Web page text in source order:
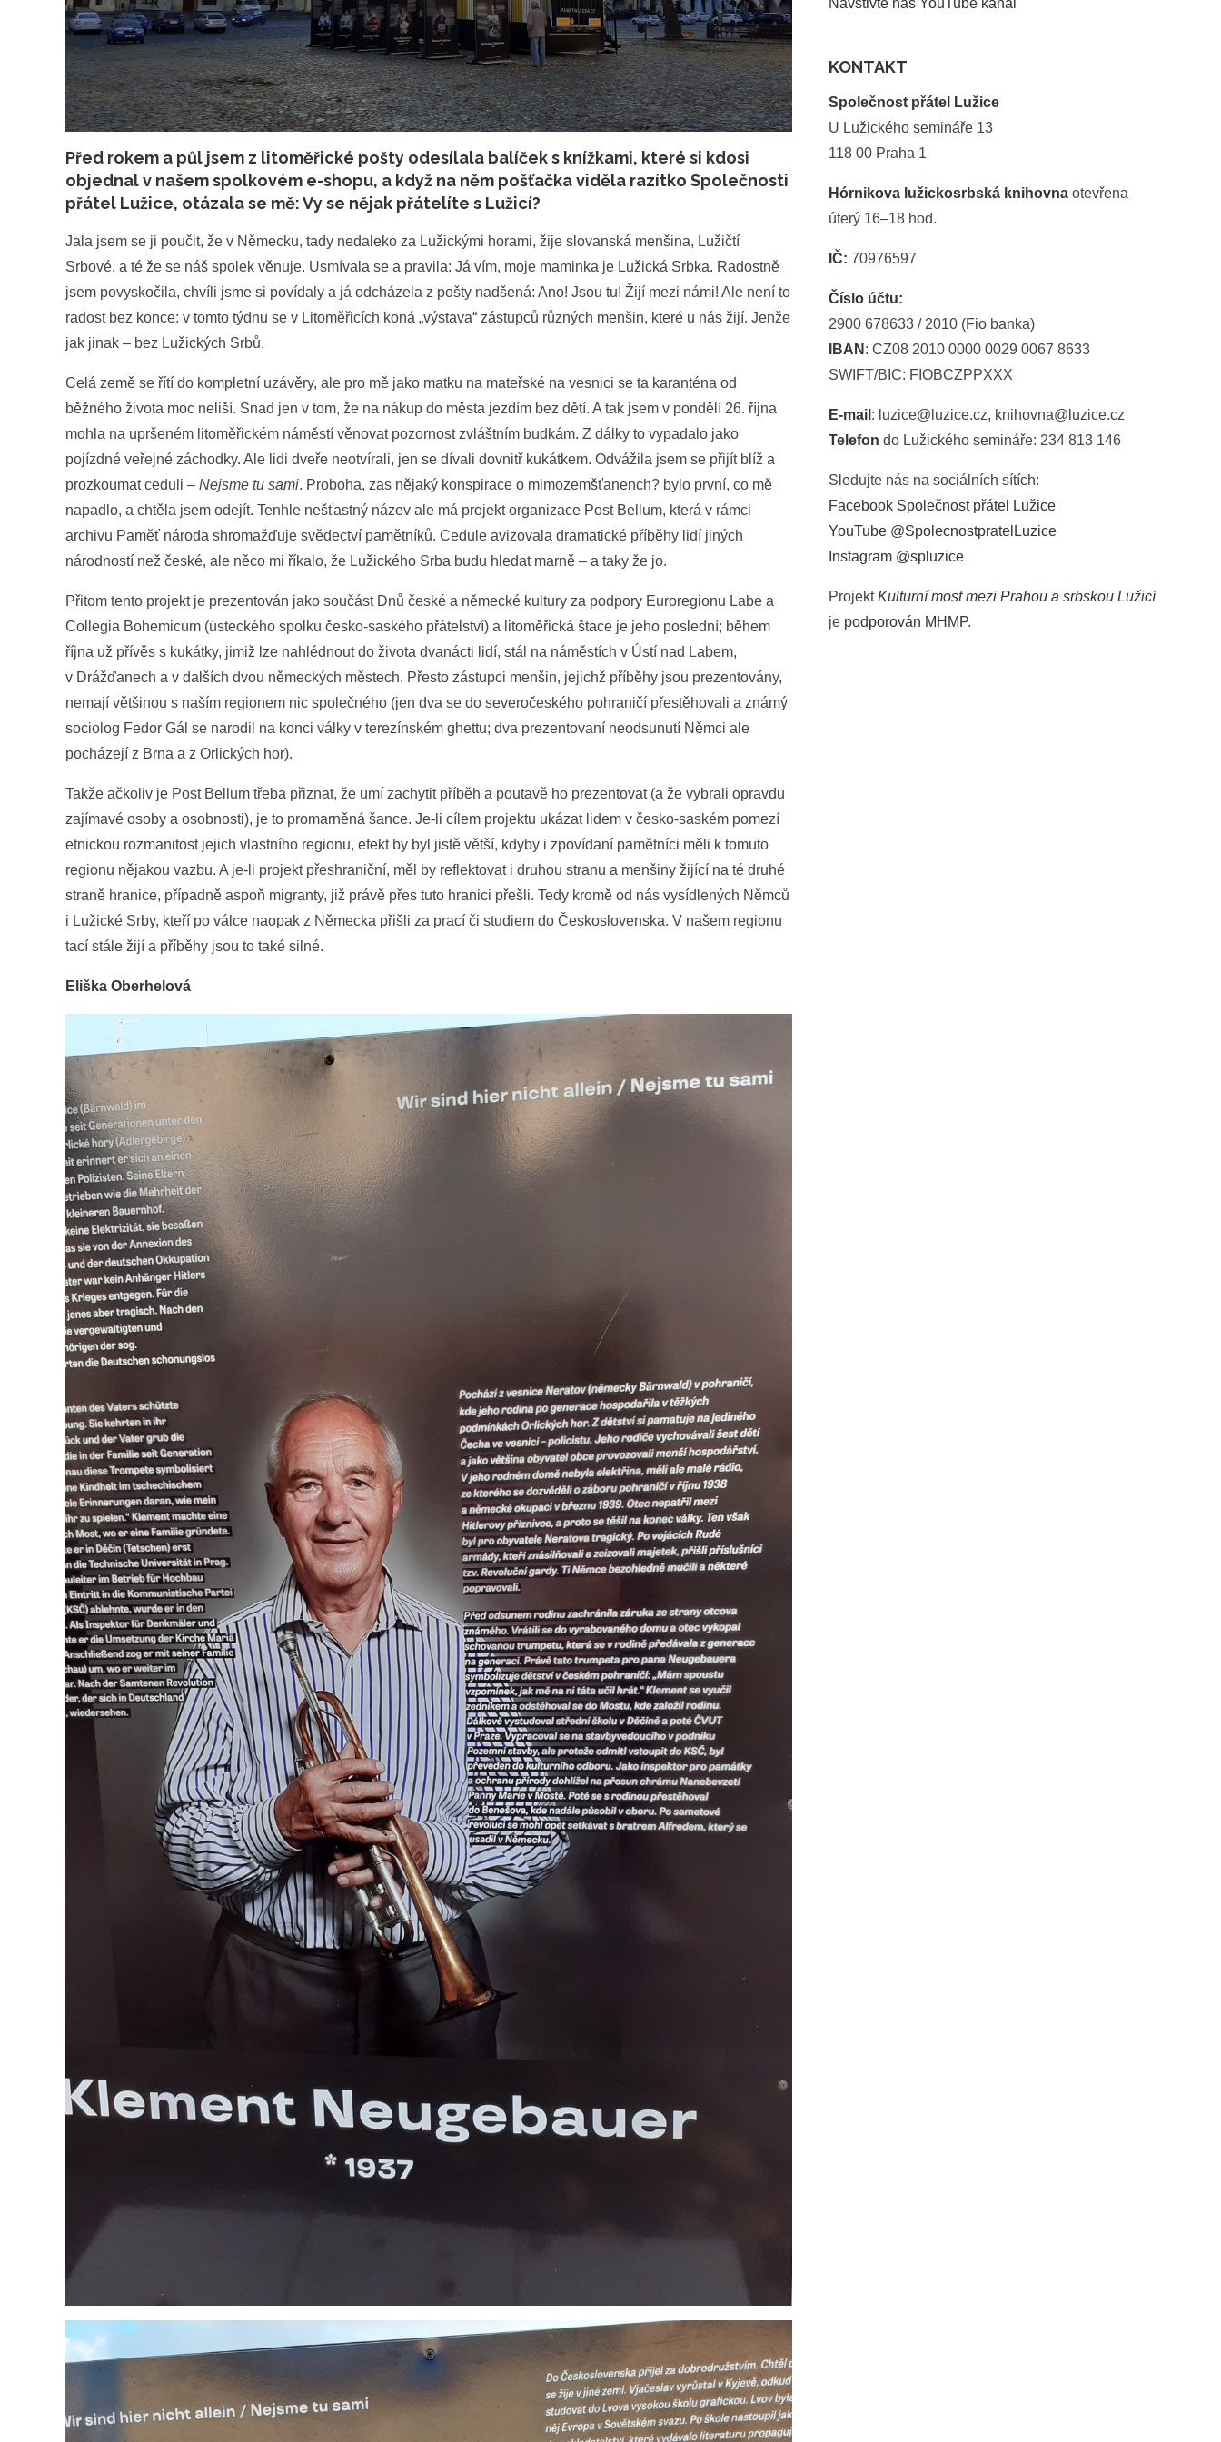
Před rokem a půl jsem z litoměřické pošty odesílala balíček s knížkami, které si kdosi
objednal v našem spolkovém e-shopu, a když na něm pošťačka viděla razítko Společnosti
přátel Lužice, otázala se mě: Vy se nějak přátelíte s Lužicí?
Jala jsem se ji poučit, že v Německu, tady nedaleko za Lužickými horami, žije slovanská menšina, Lužičtí
Srbové, a té že se náš spolek věnuje. Usmívala se a pravila: Já vím, moje maminka je Lužická Srbka. Radostně
jsem povyskočila, chvíli jsme si povídaly a já odcházela z pošty nadšená: Ano! Jsou tu! Žijí mezi námi! Ale není to
radost bez konce: v tomto týdnu se v Litoměřicích koná „výstava“ zástupců různých menšin, které u nás žijí. Jenže
jak jinak – bez Lužických Srbů.
Celá země se řítí do kompletní uzávěry, ale pro mě jako matku na mateřské na vesnici se ta karanténa od
běžného života moc neliší. Snad jen v tom, že na nákup do města jezdím bez dětí. A tak jsem v pondělí 26. října
mohla na upršeném litoměřickém náměstí věnovat pozornost zvláštním budkám. Z dálky to vypadalo jako
pojízdné veřejné záchodky. Ale lidi dveře neotvírali, jen se dívali dovnitř kukátkem. Odvážila jsem se přijít blíž a
prozkoumat ceduli – Nejsme tu sami. Proboha, zas nějaký konspirace o mimozemšťanench? bylo první, co mě
napadlo, a chtěla jsem odejít. Tenhle nešťastný název ale má projekt organizace Post Bellum, která v rámci
archivu Paměť národa shromažďuje svědectví pamětníků. Cedule avizovala dramatické příběhy lidí jiných
národností než české, ale něco mi říkalo, že Lužického Srba budu hledat marně – a taky že jo.
Přitom tento projekt je prezentován jako součást Dnů české a německé kultury za podpory Euroregionu Labe a
Collegia Bohemicum (ústeckého spolku česko-saského přátelství) a litoměřická štace je jeho poslední; během
října už přívěs s kukátky, jimiž lze nahlédnout do života dvanácti lidí, stál na náměstích v Ústí nad Labem,
v Drážďanech a v dalších dvou německých městech. Přesto zástupci menšin, jejichž příběhy jsou prezentovány,
nemají většinou s naším regionem nic společného (jen dva se do severočeského pohraničí přestěhovali a známý
sociolog Fedor Gál se narodil na konci války v terezínském ghettu; dva prezentovaní neodsunutí Němci ale
pocházejí z Brna a z Orlických hor).
Takže ačkoliv je Post Bellum třeba přiznat, že umí zachytit příběh a poutavě ho prezentovat (a že vybrali opravdu
zajímavé osoby a osobnosti), je to promarněná šance. Je-li cílem projektu ukázat lidem v česko-saském pomezí
etnickou rozmanitost jejich vlastního regionu, efekt by byl jistě větší, kdyby i zpovídaní pamětníci měli k tomuto
regionu nějakou vazbu. A je-li projekt přeshraniční, měl by reflektovat i druhou stranu a menšiny žijící na té druhé
straně hranice, případně aspoň migranty, již právě přes tuto hranici přešli. Tedy kromě od nás vysídlených Němců
i Lužické Srby, kteří po válce naopak z Německa přišli za prací či studiem do Československa. V našem regionu
tací stále žijí a příběhy jsou to také silné.
Eliška Oberhelová
Navštivte náš YouTube kanál
KONTAKT
Společnost přátel Lužice
U Lužického semináře 13
118 00 Praha 1
Hórnikova lužickosrbská knihovna otevřena
úterý 16–18 hod.
IČ: 70976597
Číslo účtu:
2900 678633 / 2010 (Fio banka)
IBAN : CZ08 2010 0000 0029 0067 8633
SWIFT/BIC: FIOBCZPPXXX
E-mail : luzice@luzice.cz, knihovna@luzice.cz
Telefon do Lužického semináře: 234 813 146
Sledujte nás na sociálních sítích:
Facebook Společnost přátel Lužice
YouTube @SpolecnostpratelLuzice
Instagram @spluzice
ProjektKulturní most mezi Prahou a srbskou Lužicí
je podporován MHMP.